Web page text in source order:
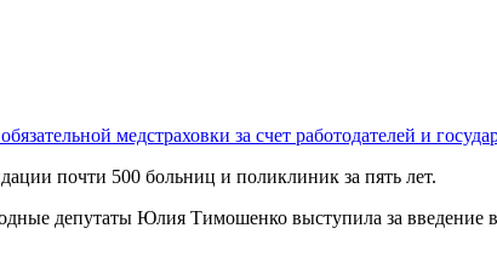
почти 500 больниц и поликлиник за пять лет.
депутаты Юлия Тимошенко выступила за введение в